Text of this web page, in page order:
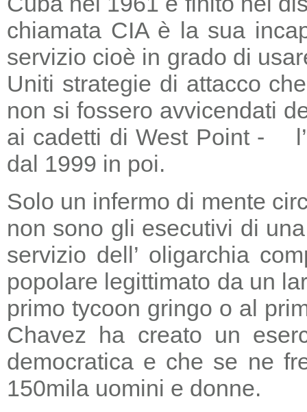
chiamata CIA è la sua
servizio cioè in grado di
Uniti strategie di attacco
non si fossero avvicendati
ai cadetti di West Point - l’
dal 1999 in poi.
Solo un infermo di mente
non sono gli esecutivi di
servizio dell’ oligarchia
popolare legittimato da un
primo tycoon gringo o al
Chavez ha creato un
democratica e che se ne
150mila uomini e donne.